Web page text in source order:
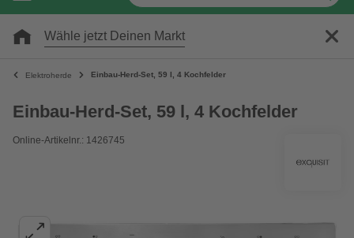
Wähle jetzt Deinen Markt
Elektroherde Einbau-Herd-Set, 59 l, 4 Kochfelder
Einbau-Herd-Set, 59 l, 4 Kochfelder
Online-Artikelnr.: 1426745